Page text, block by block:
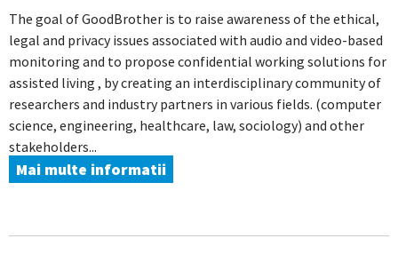
The goal of GoodBrother is to raise awareness of the ethical,
legal and privacy issues associated with audio and video-based
monitoring and to propose confidential working solutions for
assisted living , by creating an interdisciplinary community of
researchers and industry partners in various fields. (computer
science, engineering, healthcare, law, sociology) and other
stakeholders...
Mai multe informatii